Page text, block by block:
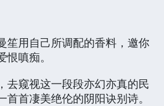
笙用自己所调配的香料，邀你
嗔痴。
去窥视这一段段亦幻亦真的民
首首凄美绝伦的阴阳诀别诗。